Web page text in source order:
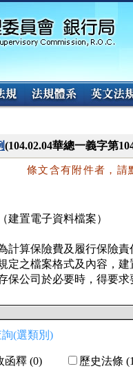
(104.02.04華總一義字第
條文含有附件者，請
（建置電子資料檔案）
計算保險費及履行保險
定之檔案格式及內容，
保公司於必要時，得要
(選類別)
函釋 (0) 歷史法條